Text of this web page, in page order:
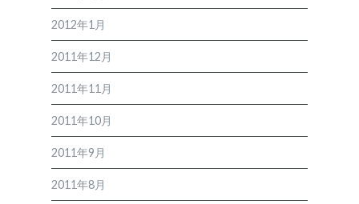
2012年1月
2011年12月
2011年11月
2011年10月
2011年9月
2011年8月